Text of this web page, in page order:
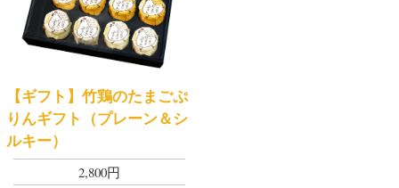
【ギフト】竹鶏のたまごぷ
りんギフト（プレーン＆シ
ルキー）
2,800円